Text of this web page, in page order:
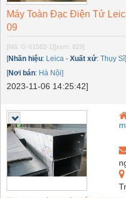
Máy Toàn Đạc Điện Tử
09
[Mã: G-61582-1][xem: 829]
[Nhãn hiệu: Leica - Xuất xứ: Thụy Sĩ]
[Nơi bán: Hà Nội]
2023-11-06 14:25:42]